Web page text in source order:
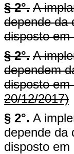
§ 2°. A
depende da
disposto em
§ 2°. A
dependem
disposto em
20/12/2017)
§ 2°. A
depende da
disposto em